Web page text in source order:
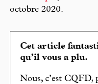
octobre 2020.
Cet article
qu’il vous a plu.
Nous, c’est CQFD,